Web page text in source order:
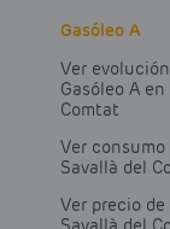
Gasóleo A
Ver
Gasóleo A
Comtat
Ver consumo
Savallà del
Ver precio de